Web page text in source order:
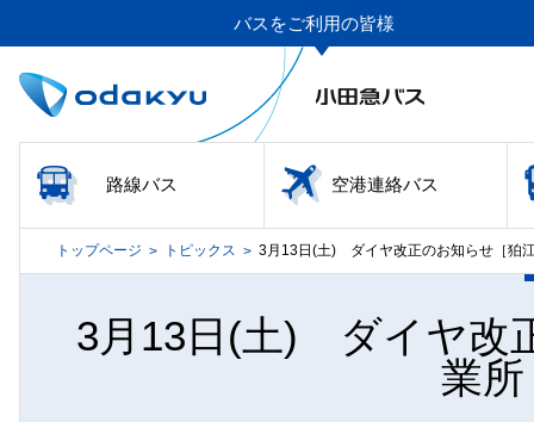
バスをご利用の皆様
路線バス 空港連絡バス
トップページ > トピックス > 3月13日(土) ダイヤ改正のお知らせ［狛
3月13日(土) ダイヤ改
業